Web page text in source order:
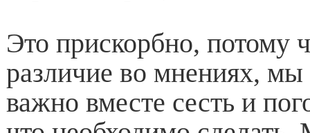
Это прискорбно, потому
различие во мнениях, мы
важно вместе сесть и